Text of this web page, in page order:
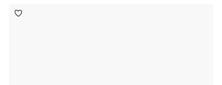
Toevoegen
aan